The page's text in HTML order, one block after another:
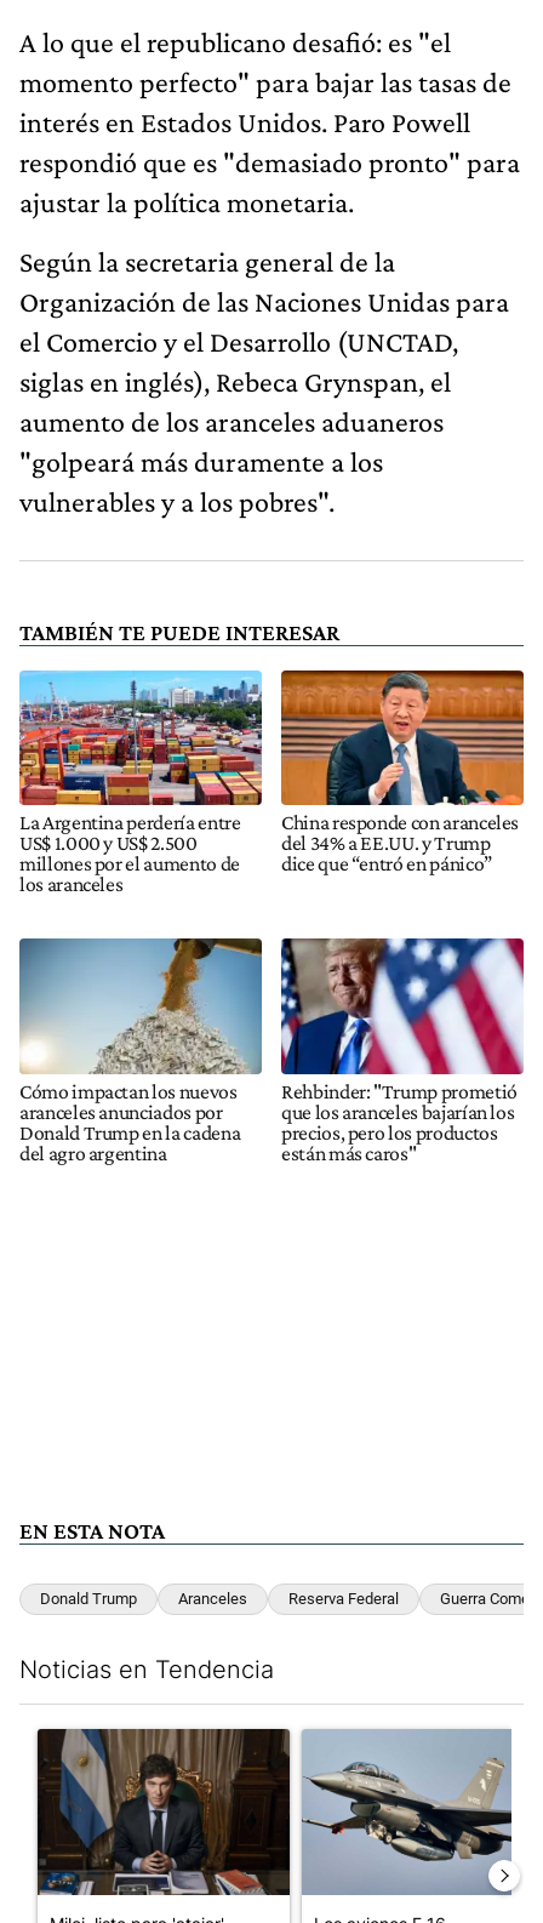
A lo que el republicano desafió: es "el
momento perfecto" para bajar las tasas de
interés en Estados Unidos. Paro Powell
respondió que es "demasiado pronto" para
ajustar la política monetaria.
Según la secretaria general de la
Organización de las Naciones Unidas para
el Comercio y el Desarrollo (UNCTAD,
siglas en inglés), Rebeca Grynspan, el
aumento de los aranceles aduaneros
"golpeará más duramente a los
vulnerables y a los pobres".
TAMBIÉN TE PUEDE INTERESAR
La Argentina perdería entre
US$ 1.000 y US$ 2.500
millones por el aumento de
los aranceles
China responde con aranceles
del 34% a EE.UU. y Trump
dice que “entró en pánico”
Cómo impactan los nuevos
aranceles anunciados por
Donald Trump en la cadena
del agro argentina
Rehbinder: "Trump prometió
que los aranceles bajarían los
precios, pero los productos
están más caros"
EN ESTA NOTA
Donald Trump Aranceles Reserva Federal Guerra
Noticias en Tendencia
Un artículo de tendencia con el título "Milei, listo para 'atajar'